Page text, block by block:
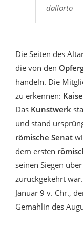
dallorto
Die Seiten des
die von den
handeln. Die
zu erkennen:
Das Kunstwerk
und stand
römische Senat
dem ersten
seinen Siegen über
zurückgekehrt
Januar 9 v. Chr.,
Gemahlin des